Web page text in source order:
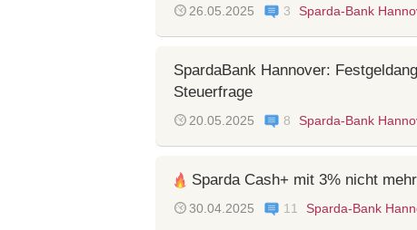
26.05.2025 3 Sparda-Bank
SpardaBank Hannover:
Steuerfrage
20.05.2025 8 Sparda-Bank
Sparda Cash+ mit 3% nicht
30.04.2025 11 Sparda-Bank